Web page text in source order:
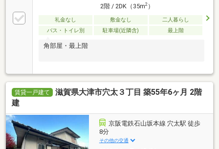
2階 / 2DK（35m2）
礼金なし 敷金なし
二人暮らし
バス・トイレ別
駐車場(近隣含) 最上階
角部屋・最上階
賃貸一戸建て
滋賀県大津市穴太３丁目 築55年6ヶ月 2階
建
京阪電鉄石山坂本線 穴太駅 徒歩
8分
その他の交通